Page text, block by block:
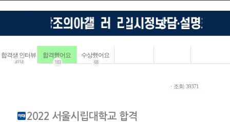
합격생 인터뷰
4114
합격했어요
183
수상했어요
68
ㆍ조회: 39371
2022 서울시립대학교 합격